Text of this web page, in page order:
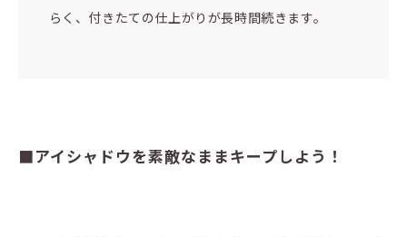
らく、付きたての仕上がりが長時間続きます。
■アイシャドウを素敵なままキープしよう！